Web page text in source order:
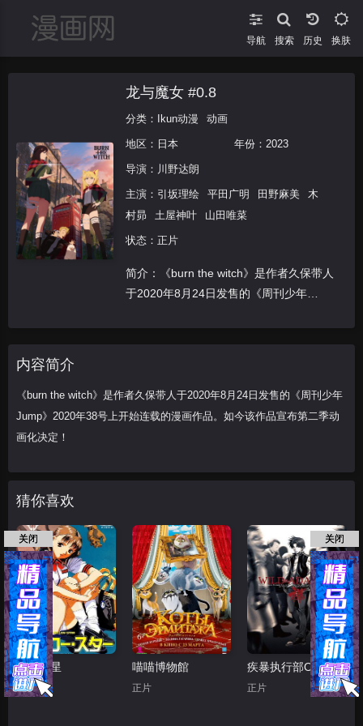
导航 搜索 换肤
龙与魔女 #0.8
分类： Ikun动漫 动画
地区： 日本 年份： 2023
导演： 川野达朗
主演： 引坂理绘 平田广明 田野麻美
木
村昴
土屋神叶 山田唯菜
状态：正片
简介：《burn the witch》是作者久保带人
于2020年8月24日发售的《周刊少年
内容简介
《burn the witch》是作者久保带人于2020年8月24日发售的《周刊少年
Jump》2020年38号上开始连载的漫画作品。如今该作品宣布第二季动
画化决定！
猜你喜欢
黄色之星
正片
喵喵博物館
正片
疾暴执行部OVA：禅
正片
关闭 关闭